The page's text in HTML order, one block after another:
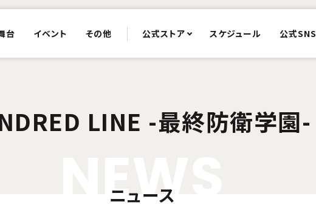
台 イベント その他 公式ストア スケジュール 公式SNS
LINE -最終防衛学園-
EW
ニュース